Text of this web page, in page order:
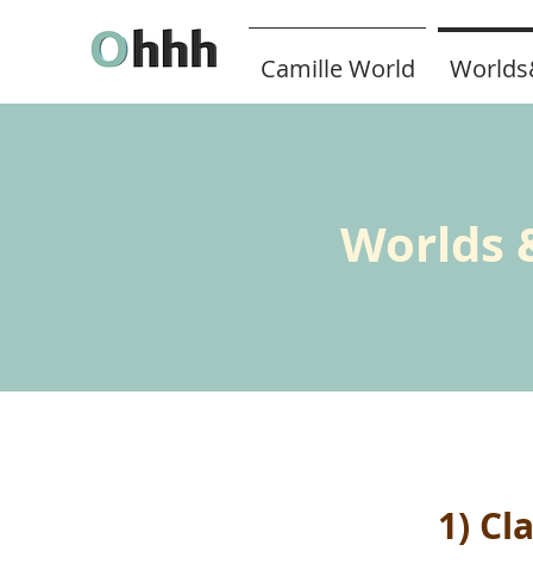
Camille World
Worlds
1)